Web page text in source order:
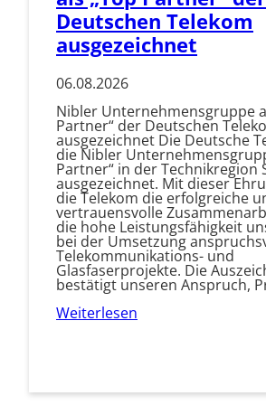
Deutschen Telekom
ausgezeichnet
06.08.2026
Nibler Unternehmensgruppe
Partner“ der Deutschen
ausgezeichnet Die Deutsche
die Nibler
Partner“ in der Technikregion
ausgezeichnet. Mit dieser
die Telekom die erfolgreiche
vertrauensvolle
die hohe Leistungsfähigkeit
bei der Umsetzung
Telekommunikations- und
Glasfaserprojekte. Die
bestätigt unseren Anspruch,
Weiterlesen